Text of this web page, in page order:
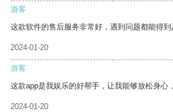
游客
这款软件的售后服务非常好，遇到问题都能得到
2024-01-20
游客
这款app是我娱乐的好帮手，让我能够放松身心
2024-01-20